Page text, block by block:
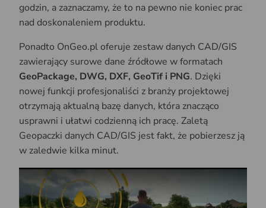
godzin, a zaznaczamy, że to na pewno nie koniec prac
nad doskonaleniem produktu.
Ponadto OnGeo.pl oferuje zestaw danych CAD/GIS
zawierający surowe dane źródłowe w formatach
GeoPackage, DWG, DXF, GeoTif i PNG. Dzięki
nowej funkcji profesjonaliści z branży projektowej
otrzymają aktualną bazę danych, która znacząco
usprawni i ułatwi codzienną ich pracę. Zaletą
Geopaczki danych CAD/GIS jest fakt, że pobierzesz ją
w zaledwie kilka minut.